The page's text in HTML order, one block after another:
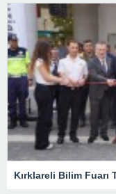
Kırklareli Bilim Fuarı